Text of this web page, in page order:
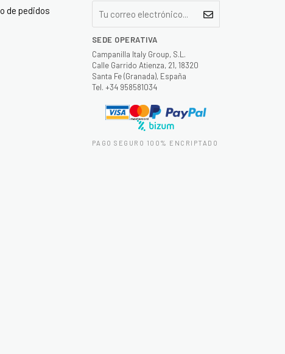
de pedidos
SEDE OPERATIVA
Campanilla Italy Group, S.L.
Calle Garrido Atienza, 21, 18320
Santa Fe (Granada), España
Tel. +34 958581034
PAGO SEGURO 100% ENCRIPTADO